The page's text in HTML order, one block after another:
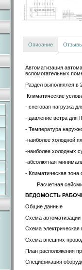
Описание
Автоматизация
вспомогательных
Раздел выполнялся в
Климатические
- снеговая нагрузка
- давление ветра для
- Температура
-наиболее холодной
-наиболее
-абсолютная
- Климатическая зона
Расчетная
ВЕДОМОСТЬ
Общие данные
Схема автоматизации
Схема электрическая
Схема внешних
План расположения
Спецификация